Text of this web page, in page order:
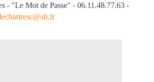
- "Le Mot de Passe" - 06.11.48.77.63 -